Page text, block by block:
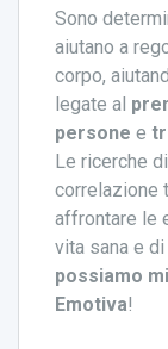
Sono
aiutano a
corpo,
legate al
persone e
Le ricerche
correlazione
affrontare le
vita sana e
possiamo
Emotiva!